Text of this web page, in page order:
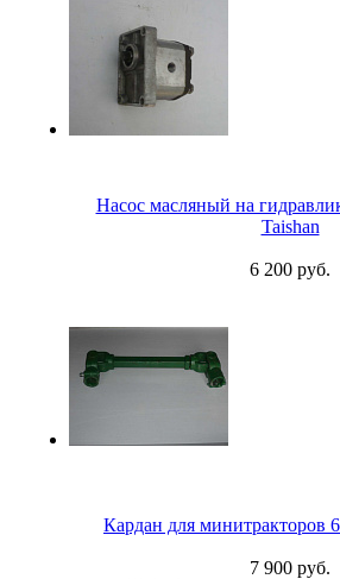
Насос масляный на
Taishan
6 200 руб.
Кардан для минитракторов
7 900 руб.